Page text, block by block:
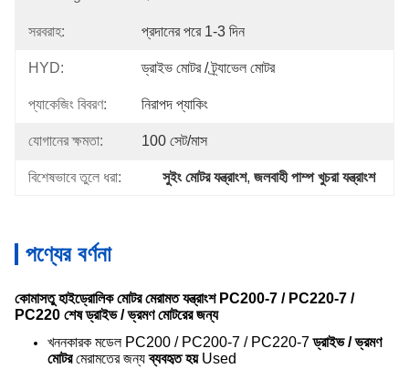
সরবরাহ: প্রদানের পরে 1-3 দিন
HYD: ড্রাইভ মোটর / ট্র্যাভেল মোটর
প্যাকেজিং বিবরণ: নিরাপদ প্যাকিং
যোগানের ক্ষমতা: 100 সেট/মাস
বিশেষভাবে তুলে ধরা: সুইং মোটর যন্ত্রাংশ, জলবাহী পাম্প খুচরা যন্ত্রাংশ
পণ্যের বর্ণনা
কোমাসতু হাইড্রোলিক মোটর মেরামত যন্ত্রাংশ PC200-7 / PC220-7 /
PC220 শেষ ড্রাইভ / ভ্রমণ মোটরের জন্য
খননকারক মডেল PC200 / PC200-7 / PC220-7ড্রাইভ / ভ্রমণ
মোটরমেরামতের জন্যব্যবহৃত হয়Used